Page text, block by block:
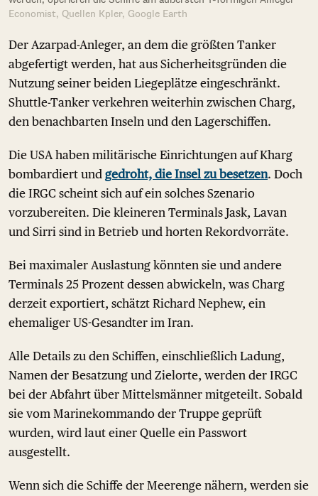
Economist, Quellen Kpler, Google Earth
Der Azarpad-Anleger, an dem die größten Tanker
abgefertigt werden, hat aus Sicherheitsgründen die
Nutzung seiner beiden Liegeplätze eingeschränkt.
Shuttle-Tanker verkehren weiterhin zwischen Charg,
den benachbarten Inseln und den Lagerschiffen.
Die USA haben militärische Einrichtungen auf Kharg
bombardiert und gedroht, die Insel zu besetzen. Doch
die IRGC scheint sich auf ein solches Szenario
vorzubereiten. Die kleineren Terminals Jask, Lavan
und Sirri sind in Betrieb und horten Rekordvorräte.
Bei maximaler Auslastung könnten sie und andere
Terminals 25 Prozent dessen abwickeln, was Charg
derzeit exportiert, schätzt Richard Nephew, ein
ehemaliger US-Gesandter im Iran.
Alle Details zu den Schiffen, einschließlich Ladung,
Namen der Besatzung und Zielorte, werden der IRGC
bei der Abfahrt über Mittelsmänner mitgeteilt. Sobald
sie vom Marinekommando der Truppe geprüft
wurden, wird laut einer Quelle ein Passwort
ausgestellt.
Wenn sich die Schiffe der Meerenge nähern, werden sie